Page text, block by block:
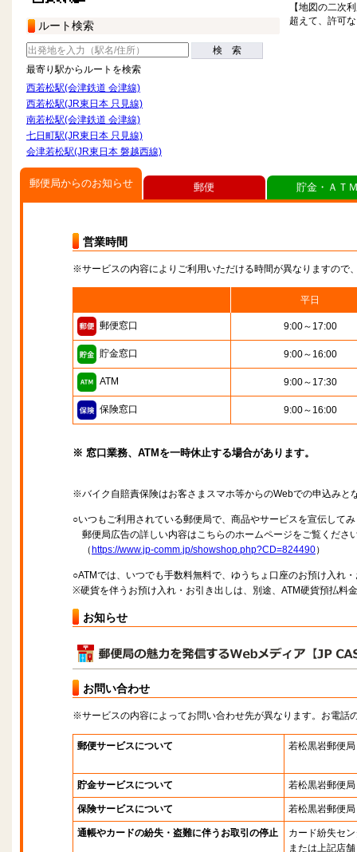
ルート検索
検 索
最寄り駅からルートを検索
西若松駅(会津鉄道 会津線)
西若松駅(JR東日本 只見線)
南若松駅(会津鉄道 会津線)
七日町駅(JR東日本 只見線)
会津若松駅(JR東日本 磐越西線)
【地図の二次
超えて、許可
郵便局からのお知らせ
営業時間
※サービスの内容によりご利用いただける時間が異なりますので
平日
郵便窓口 9:00～17:00
貯金窓口 9:00～16:00
ATM 9:00～17:30
保険窓口 9:00～16:00
※ 窓口業務、ATMを一時休止する場合があります。
※バイク自賠責保険はお客さまスマホ等からのWebでの申込みと
○いつもご利用されている郵便局で、商品やサービスを宣伝して
郵便局広告の詳しい内容はこちらのホームページをご覧くださ
（ https://www.jp-comm.jp/showshop.php?CD=824490）
○ATMでは、いつでも手数料無料で、ゆうちょ口座のお預け入れ
※硬貨を伴うお預け入れ・お引き出しは、別途、ATM硬貨預払料
お知らせ
お問い合わせ
※サービスの内容によってお問い合わせ先が異なります。お電話
郵便サービスについて 若松黒岩郵便局
貯金サービスについて 若松黒岩郵便局
保険サービスについて 若松黒岩郵便局
通帳やカードの紛失・盗難に伴うお取引の停止
カード紛失セ
または上記店舗
郵便 貯金・ＡＴ